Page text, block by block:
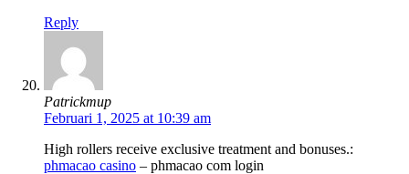
Reply
Patrickmup
Februari 1, 2025 at 10:39 am
High rollers receive exclusive treatment and bonuses.:
phmacao casino – phmacao com login